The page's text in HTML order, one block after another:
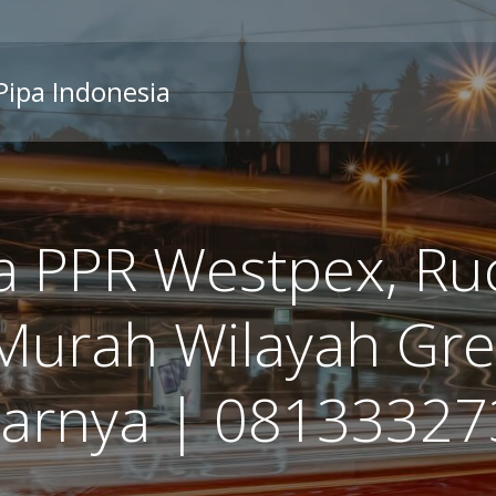
Indonesia
PPR Westpex,
Wilayah
|